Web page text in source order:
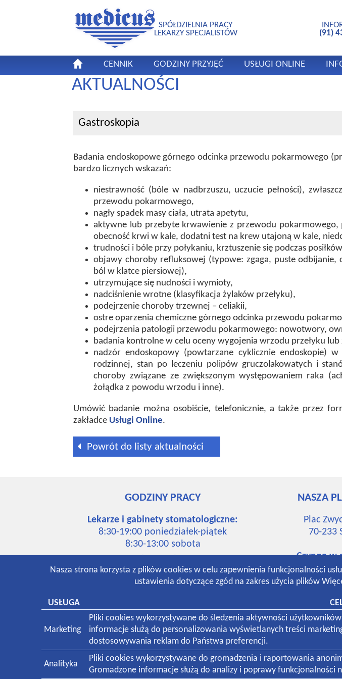
SPÓŁDZIELNIA PRACY
LEKARZY SPECJALISTÓW
(91)
CENNIK GODZINY PRZYJĘĆ USŁUGI ONLINE
AKTUALNOŚCI
Gastroskopia
Badania endoskopowe górnego odcinka przewodu pokarmowego
bardzo licznych wskazań:
niestrawność (bóle w nadbrzuszu, uczucie pełności),
przewodu pokarmowego,
nagły spadek masy ciała, utrata apetytu,
aktywne lub przebyte krwawienie z przewodu
obecność krwi w kale, dodatni test na krew utajoną w kale,
trudności i bóle przy połykaniu, krztuszenie się podczas
objawy choroby refluksowej (typowe: zgaga, puste odbijanie,
ból w klatce piersiowej),
utrzymujące się nudności i wymioty,
nadciśnienie wrotne (klasyfikacja żylaków przełyku),
podejrzenie choroby trzewnej – celiakii,
ostre oparzenia chemiczne górnego odcinka przewodu
podejrzenia patologii przewodu pokarmowego: nowotwory,
badania kontrolne w celu oceny wygojenia wrzodu przełyku
nadzór endoskopowy (powtarzane cyklicznie endoskopie)
rodzinnej, stan po leczeniu polipów gruczolakowatych i
choroby związane ze zwiększonym występowaniem raka
żołądka z powodu wrzodu i inne).
Umówić badanie można osobiście, telefonicznie, a także przez
zakładce Usługi Online.
Powrót do listy aktualności
GODZINY PRACY
Lekarze i gabinety stomatologiczne:
8:30-19:00 poniedziałek-piątek
8:30-13:00 sobota
7:00-16:00 poniedziałek-piątek
8:30-12:30 sobota
8:00-18:30 poniedziałek-piątek
8:30-13:00 sobota
NASZA
Plac
70-233
Czynna w
7:30-19:00
8:30-
Świadczymy usługi medyczne dla pacjentów firm:
Nasza strona korzysta z plików cookies w celu zapewnienia funkcjonalności
ustawienia dotyczące zgód na zakres użycia plików
USŁUGA
Marketing
Pliki cookies wykorzystywane do śledzenia aktywności
informacje służą do personalizowania wyświetlanych treści
dostosowywania reklam do Państwa preferencji.
Analityka
Pliki cookies wykorzystywane do gromadzenia i raportowania
Gromadzone informacje służą do analizy i poprawy funkcjonalności